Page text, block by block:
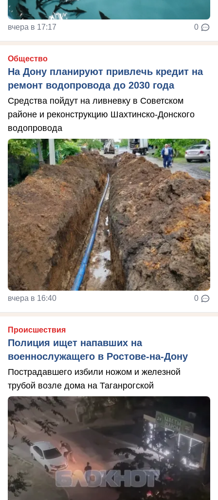
вчера в 17:17 0
Общество
На Дону планируют привлечь кредит на
ремонт водопровода до 2030 года
Средства пойдут на ливневку в Советском
районе и реконструкцию Шахтинско-Донского
водопровода
вчера в 16:40 0
Происшествия
Полиция ищет напавших на
военнослужащего в Ростове-на-Дону
Пострадавшего избили ножом и железной
трубой возле дома на Таганрогской